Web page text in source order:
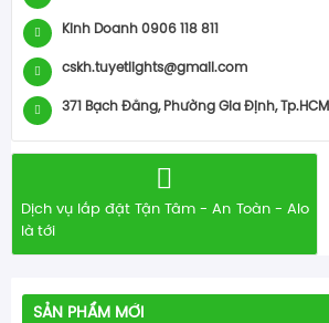
Kinh Doanh 0906 118 811
cskh.tuyetlights@gmail.com
371 Bạch Đằng, Phường Gia Định, Tp.HCM
Dịch vụ lắp đặt Tận Tâm - An Toàn - Alo
là tới
SẢN PHẨM MỚI